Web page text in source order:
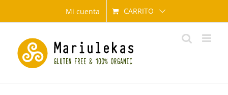
Mi cuenta CARRITO